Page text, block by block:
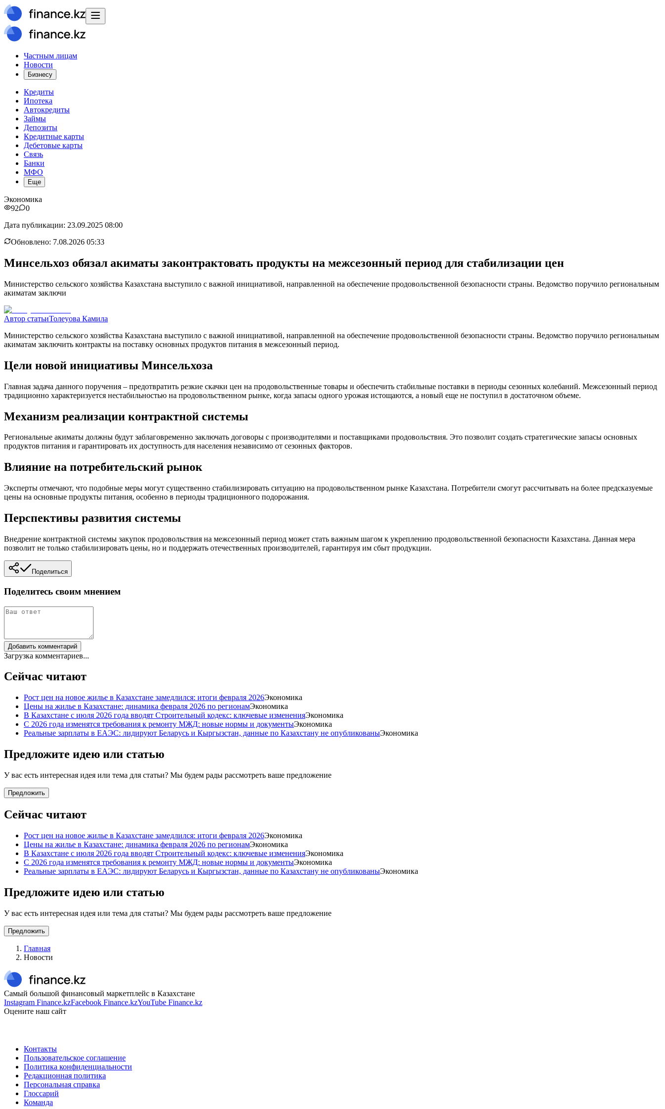
Частным лицам
Новости
Бизнесу
Кредиты
Ипотека
Автокредиты
Займы
Депозиты
Кредитные карты
Дебетовые карты
Связь
Банки
МФО
Еще
Экономика
92
0
Дата публикации: 23.09.2025 08:00
Обновлено: 7.08.2026 05:33
Минсельхоз обязал акиматы законтрактовать продукты на межсезонный период для стабилизации цен
Министерство сельского хозяйства Казахстана выступило с важной инициативой, направленной на обеспечение продовольственной безопасности страны. Ведомство поручило региональным
акиматам заключи
Автор статьиТолеуова Камила
Министерство сельского хозяйства Казахстана выступило с важной инициативой, направленной на обеспечение продовольственной безопасности страны. Ведомство поручило региональным
акиматам заключить контракты на поставку основных продуктов питания в межсезонный период.
Цели новой инициативы Минсельхоза
Главная задача данного поручения – предотвратить резкие скачки цен на продовольственные товары и обеспечить стабильные поставки в периоды сезонных колебаний. Межсезонный период
традиционно характеризуется нестабильностью на продовольственном рынке, когда запасы одного урожая истощаются, а новый еще не поступил в достаточном объеме.
Механизм реализации контрактной системы
Региональные акиматы должны будут заблаговременно заключать договоры с производителями и поставщиками продовольствия. Это позволит создать стратегические запасы основных
продуктов питания и гарантировать их доступность для населения независимо от сезонных факторов.
Влияние на потребительский рынок
Эксперты отмечают, что подобные меры могут существенно стабилизировать ситуацию на продовольственном рынке Казахстана. Потребители смогут рассчитывать на более предсказуемые
цены на основные продукты питания, особенно в периоды традиционного подорожания.
Перспективы развития системы
Внедрение контрактной системы закупок продовольствия на межсезонный период может стать важным шагом к укреплению продовольственной безопасности Казахстана. Данная мера
позволит не только стабилизировать цены, но и поддержать отечественных производителей, гарантируя им сбыт продукции.
Поделиться
Поделитесь своим мнением
Добавить комментарий
Загрузка комментариев...
Сейчас читают
Рост цен на новое жилье в Казахстане замедлился: итоги февраля 2026Экономика
Цены на жилье в Казахстане: динамика февраля 2026 по регионамЭкономика
В Казахстане с июля 2026 года вводят Строительный кодекс: ключевые измененияЭкономика
С 2026 года изменятся требования к ремонту МЖД: новые нормы и документыЭкономика
Реальные зарплаты в ЕАЭС: лидируют Беларусь и Кыргызстан, данные по Казахстану не опубликованыЭкономика
Предложите идею или статью
У вас есть интересная идея или тема для статьи? Мы будем рады рассмотреть ваше предложение
Предложить
Сейчас читают
Рост цен на новое жилье в Казахстане замедлился: итоги февраля 2026Экономика
Цены на жилье в Казахстане: динамика февраля 2026 по регионамЭкономика
В Казахстане с июля 2026 года вводят Строительный кодекс: ключевые измененияЭкономика
С 2026 года изменятся требования к ремонту МЖД: новые нормы и документыЭкономика
Реальные зарплаты в ЕАЭС: лидируют Беларусь и Кыргызстан, данные по Казахстану не опубликованыЭкономика
Предложите идею или статью
У вас есть интересная идея или тема для статьи? Мы будем рады рассмотреть ваше предложение
Предложить
Главная
Новости
Самый большой финансовый маркетплейс в Казахстане
Instagram Finance.kzFacebook Finance.kzYouTube Finance.kz
Оцените наш сайт
Контакты
Пользовательское соглашение
Политика конфиденциальности
Редакционная политика
Персональная справка
Глоссарий
Команда